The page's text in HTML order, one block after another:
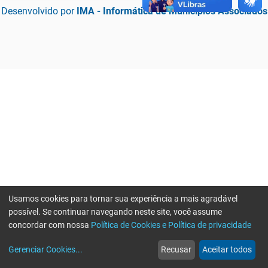
Desenvolvido por IMA - Informática de Municípios Associados
web
Notícias
more_horiz
Mais
Usamos cookies para tornar sua experiência a mais agradável
possível. Se continuar navegando neste site, você assume
concordar com nossa Política de Cookies e Política de privacidade
Gerenciar Cookies... Recusar Aceitar todos
Erro ao enviar informações, por favor tente novamente